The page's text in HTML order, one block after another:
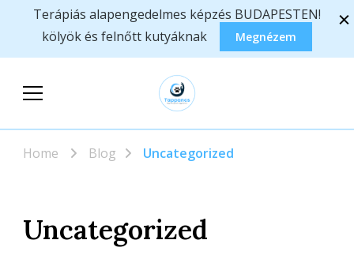
Terápiás alapengedelmes képzés BUDAPESTEN!
kölyök és felnőtt kutyáknak
Megnézem
Tappancs
Segítőkutyások
Egyesülete
Home Blog Uncategorized
Uncategorized